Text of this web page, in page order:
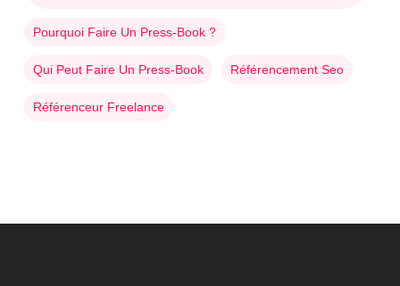
Pourquoi Faire Un Press-Book ?
Qui Peut Faire Un Press-Book Référencement Seo
Référenceur Freelance